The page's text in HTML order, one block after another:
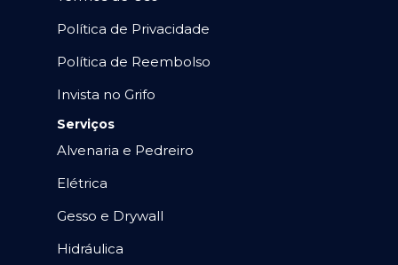
Política de Privacidade
Política de Reembolso
Invista no Grifo
Serviços
Alvenaria e Pedreiro
Elétrica
Gesso e Drywall
Hidráulica